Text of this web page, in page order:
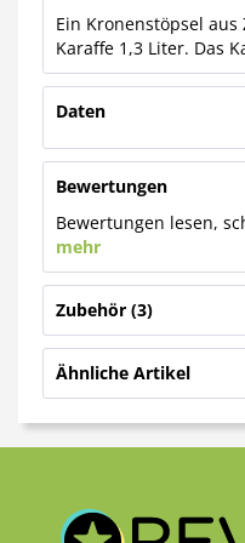
Ein Kronenstöpsel
Karaffe 1,3 Liter. Das
Daten
Bewertungen
Bewertungen lesen,
mehr
Zubehör 3
Ähnliche Artikel